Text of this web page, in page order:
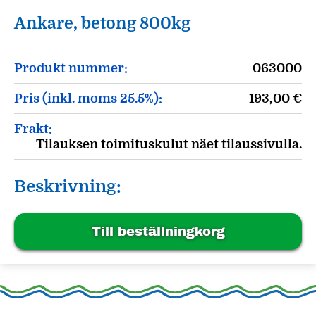
Ankare, betong 800kg
Produkt nummer: 063000
Pris (inkl. moms 25.5%): 193,00 €
Frakt:
Tilauksen toimituskulut näet tilaussivulla.
Beskrivning:
Till beställningkorg